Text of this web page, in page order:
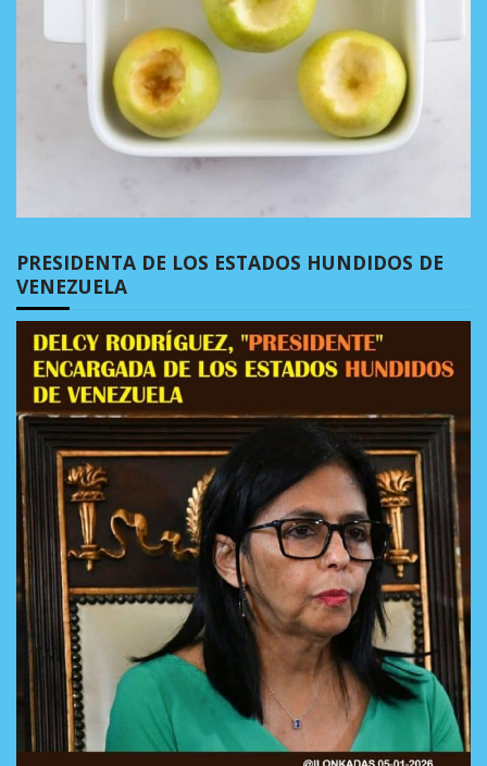
PRESIDENTA DE LOS ESTADOS HUNDIDOS DE
VENEZUELA